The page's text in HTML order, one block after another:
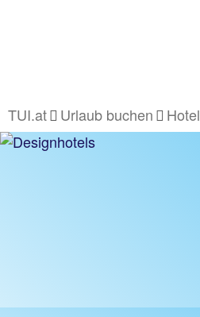
TUI.at Urlaub buchen Hotel